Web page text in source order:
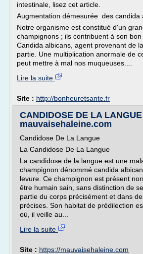
intestinale, lisez cet article.
Augmentation démesurée des candida
Notre organisme est constitué d'un
champignons ; ils contribuent à son
Candida albicans, agent provenant de
partie. Une multiplication anormale de
peut mettre à mal nos muqueuses....
Lire la suite
Site : http://bonheuretsante.fr
CANDIDOSE DE LA
mauvaisehaleine.com
Candidose De La Langue
La Candidose De La Langue
La candidose de la langue est une
champignon dénommé candida
levure. Ce champignon est présent
être humain sain, sans distinction de
partie du corps précisément et dans
précises. Son habitat de prédilection
où, il veille au...
Lire la suite
Site : https://mauvaisehaleine.com